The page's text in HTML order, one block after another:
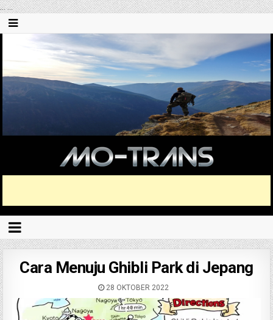
......
Cara Menuju Ghibli Park di Jepang
28 OKTOBER 2022